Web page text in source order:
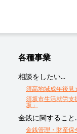
各種事業
相談をしたい...
須高地域成年後見
須坂市生活就労支
坂」
金銭に関すること
金銭管理・財産保